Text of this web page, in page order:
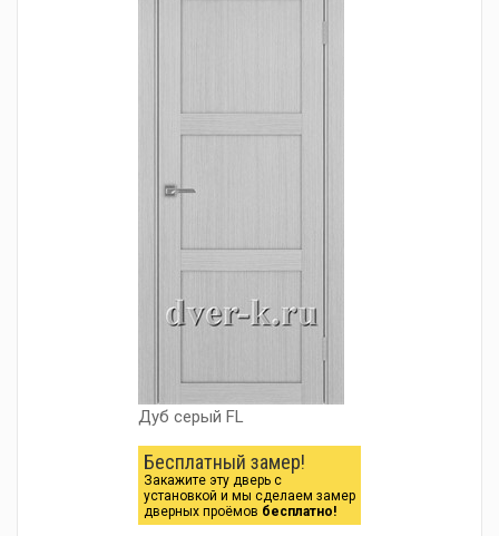
Дуб серый FL
Бесплатный замер!
Закажите эту дверь с
установкой и мы сделаем замер
дверных проёмов бесплатно!